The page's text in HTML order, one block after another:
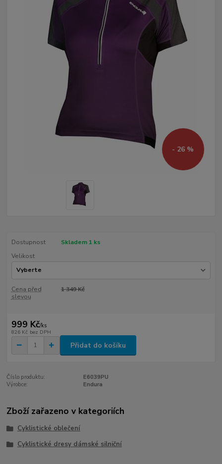
- 26 %
Dostupnost
Skladem 1 ks
Velikost
Cena před
slevou
1 349 Kč
999 Kč/ks
826 Kč bez DPH
Přidat do košíku
Číslo produktu:
E6039PU
Výrobce:
Endura
Zboží zařazeno v kategoriích
Cyklistické oblečení
Cyklistické dresy dámské silniční